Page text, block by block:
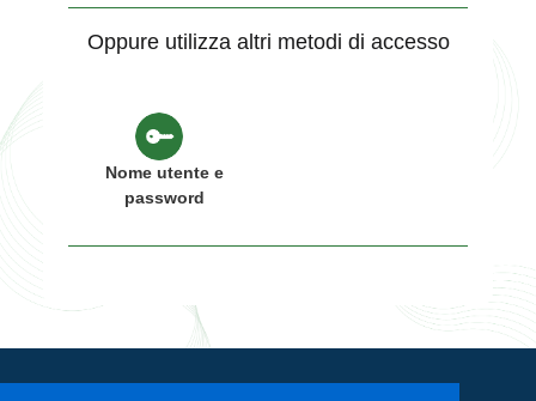
Oppure utilizza altri metodi di accesso
Nome utente e
password